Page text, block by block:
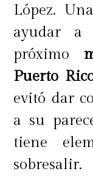
López.
ayudar a
próximo
Puerto
evitó dar
a su
tiene
sobresalir.